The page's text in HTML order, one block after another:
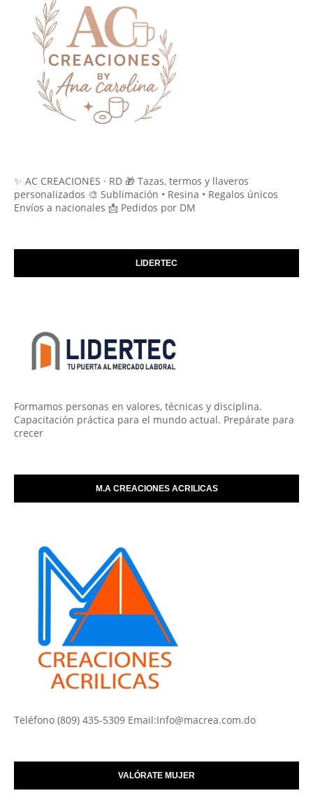
✨ AC CREACIONES · RD 🎁 Tazas, termos y llaveros
personalizados 🎨 Sublimación • Resina • Regalos únicos
Envíos a nacionales 📩 Pedidos por DM
LIDERTEC
Formamos personas en valores, técnicas y disciplina.
Capacitación práctica para el mundo actual. Prepárate para
crecer
M.A CREACIONES ACRILICAS
Teléfono (809) 435-5309 Email:Info@macrea.com.do
VALÓRATE MUJER